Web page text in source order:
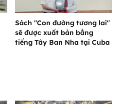
Sách "Con đường tương lai"
sẽ được xuất bản bằng
tiếng Tây Ban Nha tại Cuba